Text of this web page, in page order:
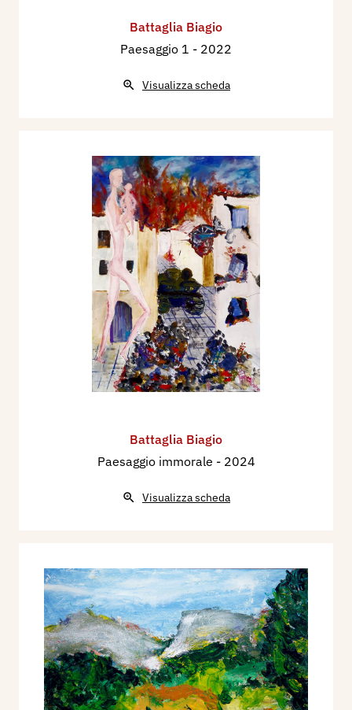
Battaglia Biagio
Paesaggio 1 - 2022
Visualizza scheda
Battaglia Biagio
Paesaggio immorale - 2024
Visualizza scheda